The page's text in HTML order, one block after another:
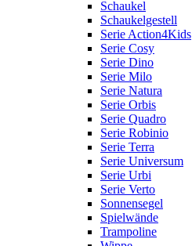
Schaukel
Schaukelgestell
Serie Action4Kids
Serie Cosy
Serie Dino
Serie Milo
Serie Natura
Serie Orbis
Serie Quadro
Serie Robinio
Serie Terra
Serie Universum
Serie Urbi
Serie Verto
Sonnensegel
Spielwände
Trampoline